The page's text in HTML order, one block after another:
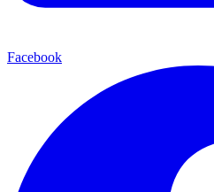
Facebook